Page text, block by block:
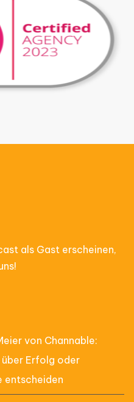
als Gast erscheinen,
von Channable:
Erfolg oder
entscheiden